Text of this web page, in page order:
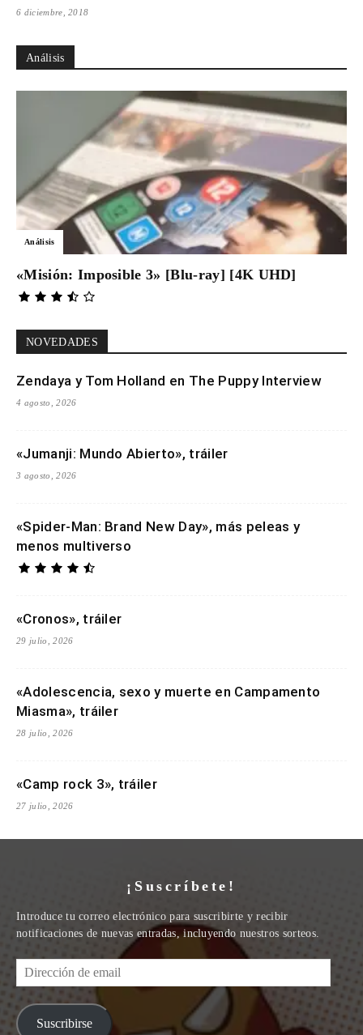
6 diciembre, 2018
Análisis
Análisis
«Misión: Imposible 3» [Blu-ray] [4K UHD]
NOVEDADES
Zendaya y Tom Holland en The Puppy Interview
4 agosto, 2026
«Jumanji: Mundo Abierto», tráiler
3 agosto, 2026
«Spider-Man: Brand New Day», más peleas y
menos multiverso
«Cronos», tráiler
29 julio, 2026
«Adolescencia, sexo y muerte en Campamento
Miasma», tráiler
28 julio, 2026
«Camp rock 3», tráiler
27 julio, 2026
¡Suscríbete!
Introduce tu correo electrónico para suscribirte y recibir
notificaciones de nuevas entradas, incluyendo nuestros sorteos.
Dirección
de
email
Suscribirse